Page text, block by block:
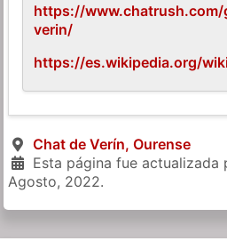
https://
verin/
https://es.wikipedia.org/
Chat de Verín, Ourense
Esta página fue actualizada
Agosto, 2022.